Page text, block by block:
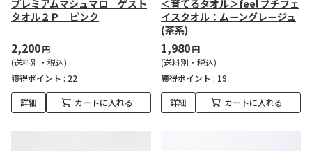
プレミアムマシュマロ ゲスト
タオル２Ｐ ピンク
2,200円
(送料別・税込)
獲得ポイント : 22
詳細 カートに入れる
＜育てるタオル＞feel プチフェ
イスタオル：ムーングレージュ
(茶系)
1,980円
(送料別・税込)
獲得ポイント : 19
詳細 カートに入れる